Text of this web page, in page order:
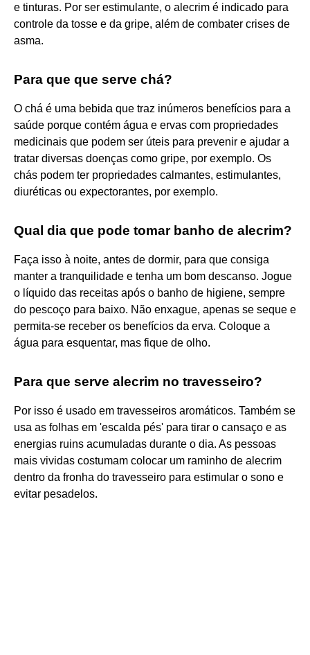
e tinturas. Por ser estimulante, o alecrim é indicado para
controle da tosse e da gripe, além de combater crises de
asma.
Para que que serve chá?
O chá é uma bebida que traz inúmeros benefícios para a
saúde porque contém água e ervas com propriedades
medicinais que podem ser úteis para prevenir e ajudar a
tratar diversas doenças como gripe, por exemplo. Os
chás podem ter propriedades calmantes, estimulantes,
diuréticas ou expectorantes, por exemplo.
Qual dia que pode tomar banho de alecrim?
Faça isso à noite, antes de dormir, para que consiga
manter a tranquilidade e tenha um bom descanso. Jogue
o líquido das receitas após o banho de higiene, sempre
do pescoço para baixo. Não enxague, apenas se seque e
permita-se receber os benefícios da erva. Coloque a
água para esquentar, mas fique de olho.
Para que serve alecrim no travesseiro?
Por isso é usado em travesseiros aromáticos. Também se
usa as folhas em 'escalda pés' para tirar o cansaço e as
energias ruins acumuladas durante o dia. As pessoas
mais vividas costumam colocar um raminho de alecrim
dentro da fronha do travesseiro para estimular o sono e
evitar pesadelos.